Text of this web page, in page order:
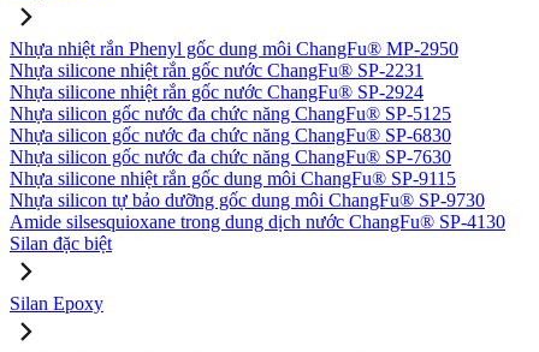
Nhựa nhiệt rắn Phenyl gốc dung môi ChangFu® MP-2950
Nhựa silicone nhiệt rắn gốc nước ChangFu® SP-2231
Nhựa silicone nhiệt rắn gốc nước ChangFu® SP-2924
Nhựa silicon gốc nước đa chức năng ChangFu® SP-5125
Nhựa silicon gốc nước đa chức năng ChangFu® SP-6830
Nhựa silicon gốc nước đa chức năng ChangFu® SP-7630
Nhựa silicone nhiệt rắn gốc dung môi ChangFu® SP-9115
Nhựa silicon tự bảo dưỡng gốc dung môi ChangFu® SP-9730
Amide silsesquioxane trong dung dịch nước ChangFu® SP-4130
Silan đặc biệt
Silan Epoxy